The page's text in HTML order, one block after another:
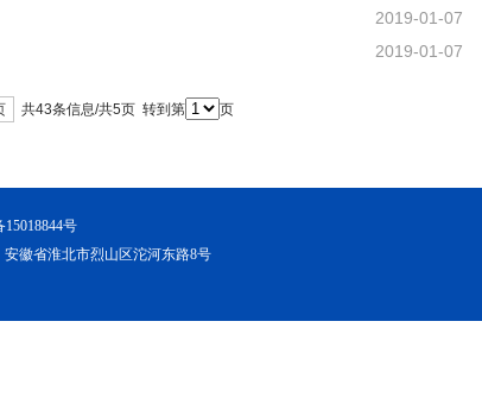
2019-01-07
2019-01-07
共43条信息/共5页 转到第 页
号
徽省淮北市烈山区沱河东路8号